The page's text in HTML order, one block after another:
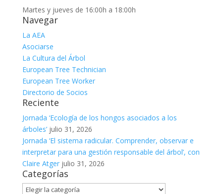
Martes y jueves de 16:00h a 18:00h
Navegar
La AEA
Asociarse
La Cultura del Árbol
European Tree Technician
European Tree Worker
Directorio de Socios
Reciente
Jornada ‘Ecología de los hongos asociados a los
árboles’ julio 31, 2026
Jornada ‘El sistema radicular. Comprender, observar e
interpretar para una gestión responsable del árbol’, con
Claire Atger julio 31, 2026
Categorías
Categorías